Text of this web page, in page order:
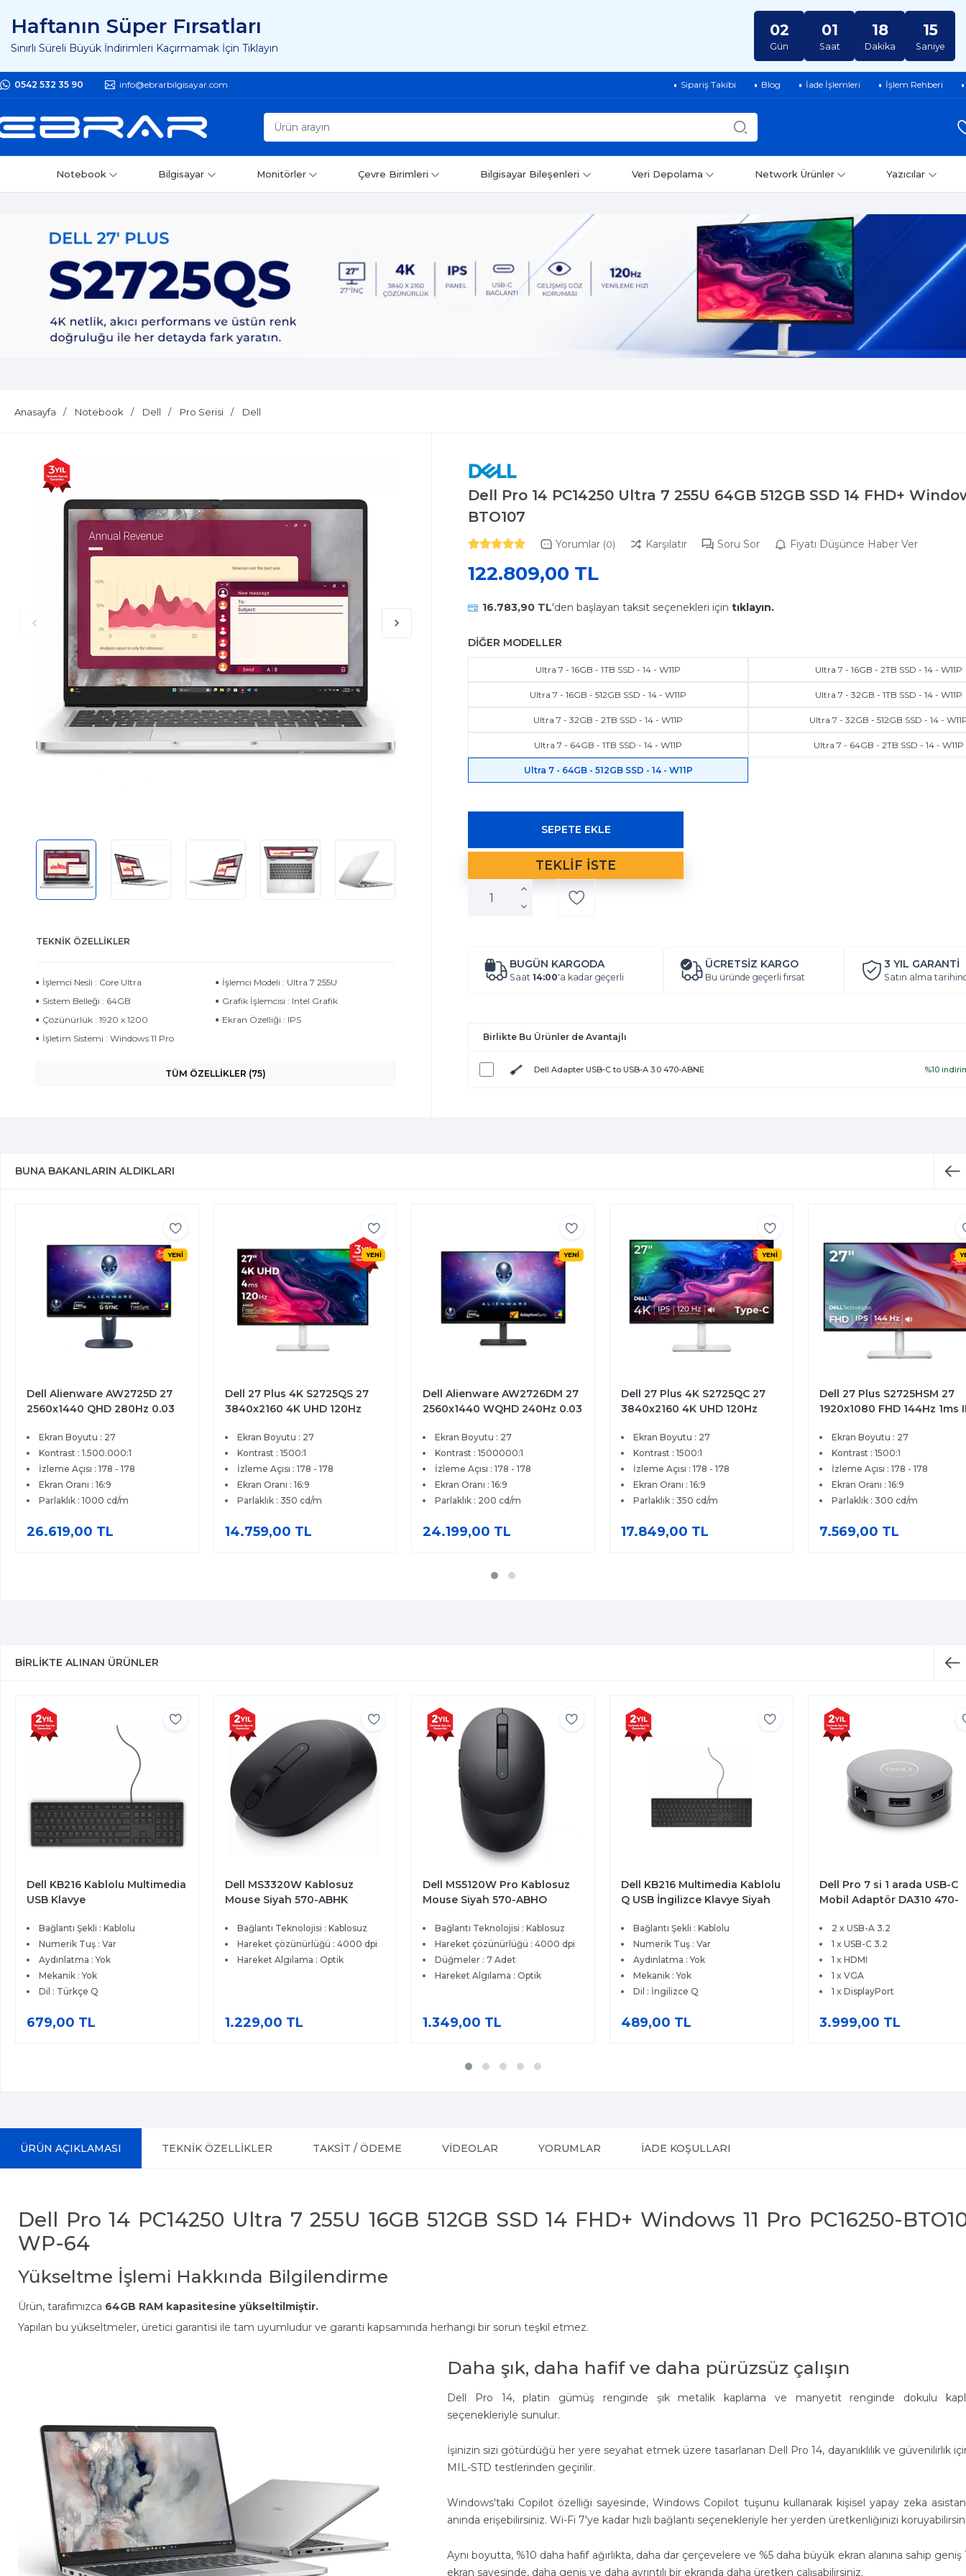
Haftanın Süper Fırsatları
Sınırlı Süreli Büyük İndirimleri Kaçırmamak İçin Tıklayın
02
Gün
01
Saat
18
Dakika
14
Saniye
0542 532 35 90 info@ebrarbilgisayar.com Sipariş Takibi Blog İade İşlemleri İşlem Rehberi
Notebook Bilgisayar Monitörler Çevre Birimleri Bilgisayar Bileşenleri Veri Depolama Network Ürünler Yazıcılar
Anasayfa Notebook Dell Pro Serisi Dell
TEKNIK ÖZELLIKLER
İşlemci Nesli : Core Ultra
İşlemci Modeli : Ultra 7 255U
Sistem Belleği : 64GB
Grafik İşlemcisi : Intel Grafik
Çözünürlük : 1920 x 1200
Ekran Özelliği : IPS
İşletim Sistemi : Windows 11 Pro
TÜM ÖZELLİKLER (75)
Dell Pro 14 PC14250 Ultra 7 255U 64GB 512GB SSD 14 FHD+
BTO107
Yorumlar (0) Karşılatır Soru Sor Fiyatı Düşünce Haber Ver
122.809,00 TL
16.783,90 TL'den başlayan taksit seçenekleri için tıklayın.
DİĞER MODELLER
Ultra 7 - 16GB - 1TB SSD - 14 - W11P Ultra 7 - 16GB - 2TB SSD - 14 - W11P
Ultra 7 - 16GB - 512GB SSD - 14 - W11P Ultra 7 - 32GB - 1TB SSD - 14 - W11P
Ultra 7 - 32GB - 2TB SSD - 14 - W11P Ultra 7 - 32GB - 512GB SSD - 14 -
Ultra 7 - 64GB - 1TB SSD - 14 - W11P Ultra 7 - 64GB - 2TB SSD - 14 - W11P
Ultra 7 - 64GB - 512GB SSD - 14 - W11P
BUGÜN KARGODA
Saat 14:00'a kadar geçerli
ÜCRETSİZ KARGO
Bu üründe geçerli fırsat
3 YIL GARANTİ
Satın alma
Birlikte Bu Ürünler de Avantajlı
Dell Adapter USB-C to USB-A 3.0 470-ABNE %10
BUNA BAKANLARIN ALDIKLARI
YENİ
Dell 27 Plus 4K S2725QS 27
3840x2160 4K UHD 120Hz
Premium IPS Monitör
Ekran Boyutu : 27
Kontrast : 1500:1
İzleme Açısı : 178 - 178
Ekran Oranı : 16:9
Parlaklık : 350 cd/m
14.759,00 TL
YENİ
Dell Alienware AW2726DM 27
2560x1440 WQHD 240Hz 0.03
QD-OLED Gaming Monitör
Ekran Boyutu : 27
Kontrast : 1500000:1
İzleme Açısı : 178 - 178
Ekran Oranı : 16:9
Parlaklık : 200 cd/m
24.199,00 TL
YENİ
Dell 27 Plus 4K S2725QC 27
3840x2160 4K UHD 120Hz
Premium IPS Monitör
Ekran Boyutu : 27
Kontrast : 1500:1
İzleme Açısı : 178 - 178
Ekran Oranı : 16:9
Parlaklık : 350 cd/m
17.849,00 TL
YENİ
Dell 27 Plus S2725HSM 27
1920x1080 FHD 144Hz 1ms IPS
Pivot Monitor
Ekran Boyutu : 27
Kontrast : 1500:1
İzleme Açısı : 178 - 178
Ekran Oranı : 16:9
Parlaklık : 300 cd/m
7.569,00 TL
Dell Alienware
34 3440x1440 WQHD
Premium HDR 400 Curved
Gaming Monitör
Ekran Boyutu : 34
Kontrast : 3000:1
İzleme Açısı : 178 - 178
Ekran Oranı : 21:9
Parlaklık : 400 cd/m
17.119,00 TL
BIRLIKTE ALINAN ÜRÜNLER
Dell MS3320W Kablosuz
Mouse Siyah 570-ABHK
Bağlantı Teknolojisi : Kablosuz
Hareket çözünürlüğü : 4000 dpi
Hareket Algılama : Optik
1.229,00 TL
Dell MS5120W Pro Kablosuz
Mouse Siyah 570-ABHO
Bağlantı Teknolojisi : Kablosuz
Hareket çözünürlüğü : 4000 dpi
Düğmeler : 7 Adet
1.349,00 TL
Dell KB216 Multimedia Kablolu
Q USB İngilizce Klavye Siyah
Bağlantı Şekli : Kablolu
Numerik Tuş : Var
Aydınlatma : Yok
Mekanik : Yok
489,00 TL
Dell Pro 7 si 1 arada USB-C
Mobil Adaptör DA310 470-
2 x USB-A 3.2
1 x USB-C 3.2
1 x HDMI
1 x VGA
1 x DisplayPort
3.999,00 TL
Dell Bağlantı İstasyonu
WD19S
USB-C 3.1 Gen 2
2 x DisplayPort 1.4
HDMI 2.0
2 x USB-A 3.1 Gen 1
Gigabit Ethernet
8.809,00 TL
ÜRÜN AÇIKLAMASI TEKNİK ÖZELLİKLER TAKSİT / ÖDEME VİDEOLAR YORUMLAR İADE KOŞULLARI
Dell Pro 14 PC14250 Ultra 7 255U 16GB 512GB SSD 14 FHD+ Windows 11 Pro PC16250-
WP-64
Yükseltme İşlemi Hakkında Bilgilendirme
Ürün, tarafımızca 64GB RAM kapasitesine yükseltilmiştir.
Yapılan bu yükseltmeler, üretici garantisi ile tam uyumludur ve garanti kapsamında herhangi bir sorun teşkil etmez.
Daha şık, daha hafif ve daha pürüzsüz çalışın
Dell Pro 14, platin gümüş renginde şık metalik kaplama ve manyetit renginde dokulu
seçenekleriyle sunulur.
İşinizin sizi götürdüğü her yere seyahat etmek üzere tasarlanan Dell Pro 14, dayanıklılık ve güvenilirlik için
MIL-STD testlerinden geçirilir.
Windows'taki Copilot özelliği sayesinde, Windows Copilot tuşunu kullanarak kişisel yapay zeka
anında erişebilirsiniz. Wi-Fi 7'ye kadar hızlı bağlantı seçenekleriyle her yerden üretkenliğinizi
Aynı boyutta, %10 daha hafif ağırlıkta, daha dar çerçevelere ve %5 daha büyük ekran alanına sahip geniş
ekran sayesinde, daha geniş ve daha ayrıntılı bir ekranda daha üretken çalışabilirsiniz.